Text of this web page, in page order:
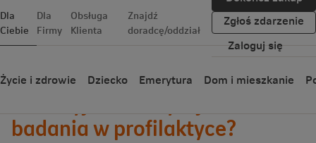
Dla
Ciebie
Dla
Firmy
Obsługa
Klienta
Znajdź
doradcę/oddział
Zgłoś zdarzenie
Zaloguj się
Życie i zdrowie Dziecko Emerytura Dom i mieszkanie
Wróć
badania w profilaktyce?